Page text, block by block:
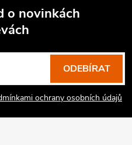
o novinkách
ochrany osobních údajů
ODEBÍRAT